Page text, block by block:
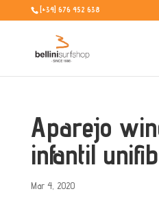
[+34] 676 452 638
Aparejo
infantil
Mar 4, 2020